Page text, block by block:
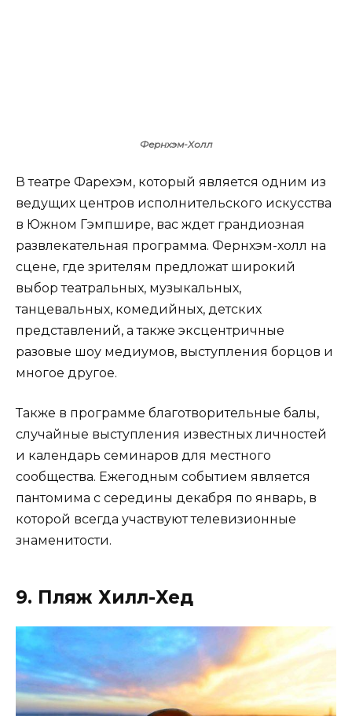
Фернхэм-Холл
В театре Фарехэм, который является одним из
ведущих центров исполнительского искусства
в Южном Гэмпшире, вас ждет грандиозная
развлекательная программа. Фернхэм-холл на
сцене, где зрителям предложат широкий
выбор театральных, музыкальных,
танцевальных, комедийных, детских
представлений, а также эксцентричные
разовые шоу медиумов, выступления борцов и
многое другое.
Также в программе благотворительные балы,
случайные выступления известных личностей
и календарь семинаров для местного
сообщества. Ежегодным событием является
пантомима с середины декабря по январь, в
которой всегда участвуют телевизионные
знаменитости.
9. Пляж Хилл-Хед